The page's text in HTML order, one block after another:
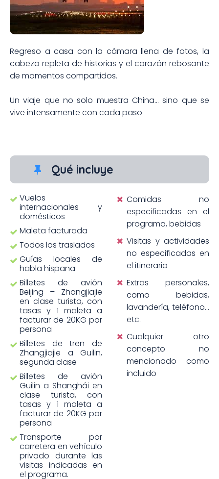
Regreso a casa con la cámara llena de fotos, la
cabeza repleta de historias y el corazón rebosante
de momentos compartidos.
Un viaje que no solo muestra China… sino que se
vive intensamente con cada paso
Qué incluye
Vuelos
internacionales y
domésticos
Maleta facturada
Todos los traslados
Guías locales de
habla hispana
Billetes de avión
Beijing – Zhangjiajie
en clase turista, con
tasas y 1 maleta a
facturar de 20KG por
persona
Billetes de tren de
Zhangjiajie a Guilin,
segunda clase
Billetes de avión
Guilin a Shanghái en
clase turista, con
tasas y 1 maleta a
facturar de 20KG por
persona
Transporte por
carretera en vehículo
privado durante las
visitas indicadas en
el programa.
Comidas no
especificadas en el
programa, bebidas
Visitas y actividades
no especificadas en
el itinerario
Extras personales,
como bebidas,
lavandería, teléfono…
etc.
Cualquier otro
concepto no
mencionado como
incluido